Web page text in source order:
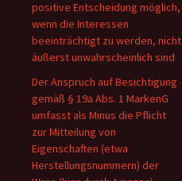
positive Entscheidung möglich,
wenn die Interessen
beeinträchtigt zu werden, nicht
äußerst unwahrscheinlich sind
Der Anspruch auf Besichtigung
gemäß § 19a Abs. 1 MarkenG
umfasst als Minus die Pflicht
zur Mitteilung von
Eigenschaften (etwa
Herstellungsnummern) der